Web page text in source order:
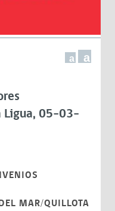
a a
Ligua, 05-03-
MAR/QUILLOTA